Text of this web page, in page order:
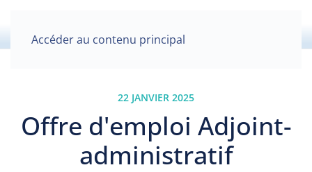
Accéder au contenu principal
22 JANVIER 2025
Offre d'emploi Adjoint-
administratif